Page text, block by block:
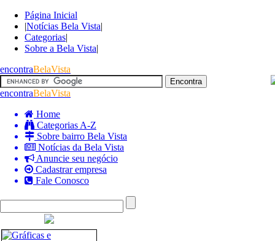
Página Inicial
|Notícias Bela Vista|
Categorias|
Sobre a Bela Vista|
encontraBelaVista
encontraBelaVista
Home
Categorias A-Z
Sobre bairro Bela Vista
Notícias da Bela Vista
Anuncie seu negócio
Cadastrar empresa
Fale Conosco